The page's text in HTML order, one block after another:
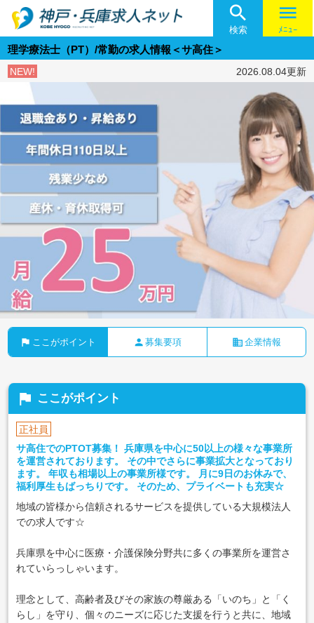

検索
menu
ﾒﾆｭｰ
理学療法士（PT）/常勤の求人情報＜サ高住＞
NEW! 2026.08.04更新
flag ここがポイント person 募集要項 business 企業情報
flag ここがポイント
正社員
サ高住でのPTOT募集！ 兵庫県を中心に50以上の様々な事業所
を運営されております。 その中でさらに事業拡大となっており
ます。 年収も相場以上の事業所様です。 月に9日のお休みで、
福利厚生もばっちりです。 そのため、プライベートも充実☆
地域の皆様から信頼されるサービスを提供している大規模法人
での求人です☆
兵庫県を中心に医療・介護保険分野共に多くの事業所を運営さ
れていらっしゃいます。
理念として、高齢者及びその家族の尊厳ある「いのち」と「く
らし」を守り、個々のニーズに応じた支援を行うと共に、地域